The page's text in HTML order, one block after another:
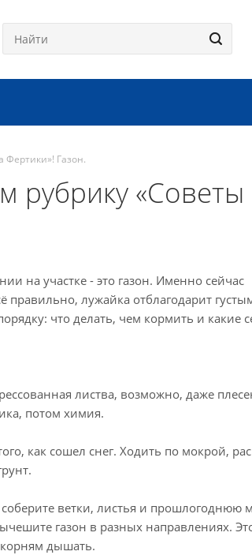
Фертики»! Газон.
на участке - это газон. Именно сейчас
правильно, лужайка отблагодарит
что делать, чем кормить и какие
листва, возможно, даже
потом химия.
как сошел снег. Ходить по мокрой,
ветки, листья и прошлогоднюю
газон в разных направлениях.
дышать.